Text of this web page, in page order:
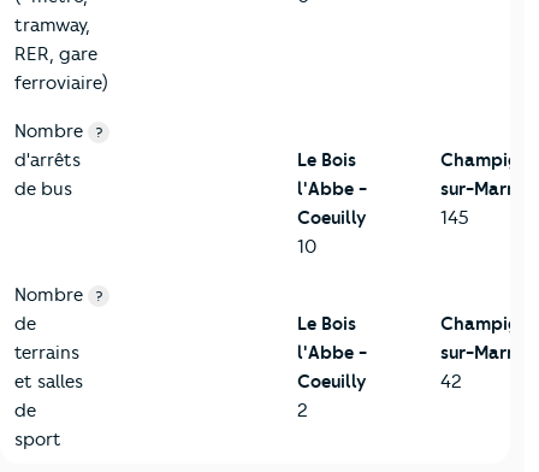
tramway,
RER, gare
ferroviaire)
Nombre
d'arrêts
de bus
?
Le Bois
l'Abbe -
Coeuilly
10
sur-Marne
145
Nombre
de
terrains
et salles
de
sport
?
Le Bois
l'Abbe -
Coeuilly
2
sur-Marne
42